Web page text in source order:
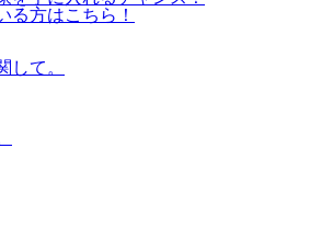
る方はこちら！
して。